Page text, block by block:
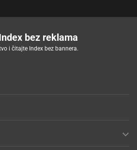
bez reklama
i čitajte Index bez bannera.